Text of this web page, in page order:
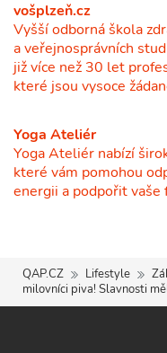
vošplzeň.cz
Vyšší odborná škola
a veřejnosprávních
již více než 30 let
které jsou vysoce
Yoga Ateliér
Yoga Ateliér nabízí
které vám pomohou
energii a podpořit vaše
QAP.CZ Lifestyle
milovníci piva! Slavnosti